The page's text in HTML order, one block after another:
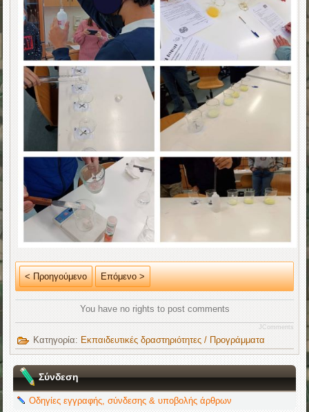
< Προηγούμενο Επόμενο >
You have no rights to post comments
JComments
Κατηγορία: Εκπαιδευτικές δραστηριότητες / Προγράμματα
Σύνδεση
Οδηγίες εγγραφής, σύνδεσης & υποβολής άρθρων